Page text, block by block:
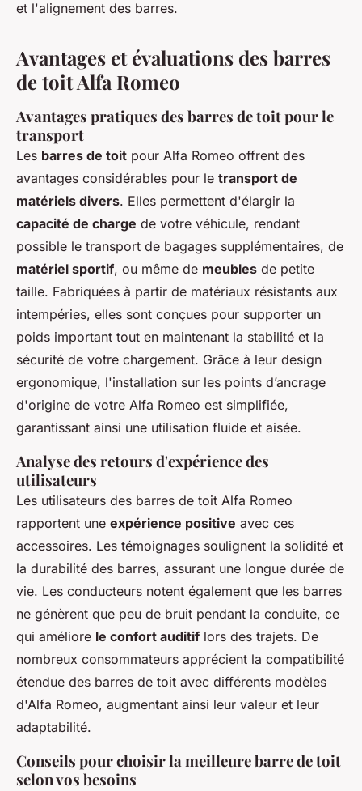
et l'alignement des barres.
Avantages et évaluations des barres
de toit Alfa Romeo
Avantages pratiques des barres de toit pour le
transport
Les barres de toit pour Alfa Romeo offrent des
avantages considérables pour le transport de
matériels divers. Elles permettent d'élargir la
capacité de charge de votre véhicule, rendant
possible le transport de bagages supplémentaires, de
matériel sportif, ou même de meubles de petite
taille. Fabriquées à partir de matériaux résistants aux
intempéries, elles sont conçues pour supporter un
poids important tout en maintenant la stabilité et la
sécurité de votre chargement. Grâce à leur design
ergonomique, l'installation sur les points d’ancrage
d'origine de votre Alfa Romeo est simplifiée,
garantissant ainsi une utilisation fluide et aisée.
Analyse des retours d'expérience des
utilisateurs
Les utilisateurs des barres de toit Alfa Romeo
rapportent une expérience positive avec ces
accessoires. Les témoignages soulignent la solidité et
la durabilité des barres, assurant une longue durée de
vie. Les conducteurs notent également que les barres
ne génèrent que peu de bruit pendant la conduite, ce
qui améliore le confort auditif lors des trajets. De
nombreux consommateurs apprécient la compatibilité
étendue des barres de toit avec différents modèles
d'Alfa Romeo, augmentant ainsi leur valeur et leur
adaptabilité.
Conseils pour choisir la meilleure barre de toit
selon vos besoins